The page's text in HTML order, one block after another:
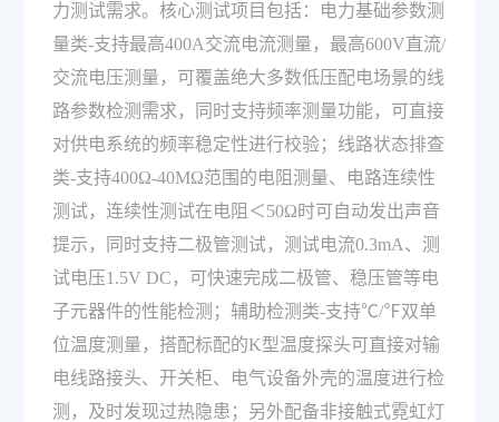
力测试需求。核心测试项目包括：电力基础参数测
量类-支持最高400A交流电流测量，最高600V直流/
交流电压测量，可覆盖绝大多数低压配电场景的线
路参数检测需求，同时支持频率测量功能，可直接
对供电系统的频率稳定性进行校验；线路状态排查
类-支持400Ω-40MΩ范围的电阻测量、电路连续性
测试，连续性测试在电阻＜50Ω时可自动发出声音
提示，同时支持二极管测试，测试电流0.3mA、测
试电压1.5V DC，可快速完成二极管、稳压管等电
子元器件的性能检测；辅助检测类-支持℃/℉双单
位温度测量，搭配标配的K型温度探头可直接对输
电线路接头、开关柜、电气设备外壳的温度进行检
测，及时发现过热隐患；另外配备非接触式霓虹灯